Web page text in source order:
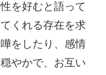
を好むと語って
くれる存在を求
をしたり、感情
やかで、お互い